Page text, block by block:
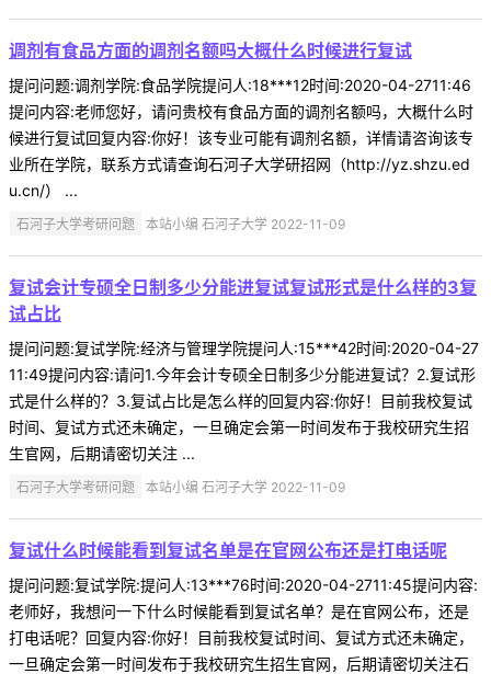
调剂有食品方面的调剂名额吗大概什么时候进行复试
提问问题:调剂学院:食品学院提问人:18***12时间:2020-04-2711:46
提问内容:老师您好，请问贵校有食品方面的调剂名额吗，大概什么时
候进行复试回复内容:你好！该专业可能有调剂名额，详情请咨询该专
业所在学院，联系方式请查询石河子大学研招网（http://yz.shzu.ed
u.cn/） ...
石河子大学考研问题 本站小编 石河子大学 2022-11-09
复试会计专硕全日制多少分能进复试复试形式是什么样的3复
试占比
提问问题:复试学院:经济与管理学院提问人:15***42时间:2020-04-27
11:49提问内容:请问1.今年会计专硕全日制多少分能进复试？2.复试形
式是什么样的？3.复试占比是怎么样的回复内容:你好！目前我校复试
时间、复试方式还未确定，一旦确定会第一时间发布于我校研究生招
生官网，后期请密切关注 ...
石河子大学考研问题 本站小编 石河子大学 2022-11-09
复试什么时候能看到复试名单是在官网公布还是打电话呢
提问问题:复试学院:提问人:13***76时间:2020-04-2711:45提问内容:
老师好，我想问一下什么时候能看到复试名单？是在官网公布，还是
打电话呢？回复内容:你好！目前我校复试时间、复试方式还未确定，
一旦确定会第一时间发布于我校研究生招生官网，后期请密切关注石